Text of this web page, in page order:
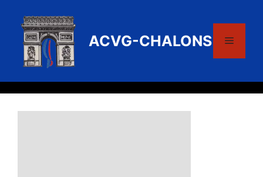
contenu
ACVG-CHALONS Menu